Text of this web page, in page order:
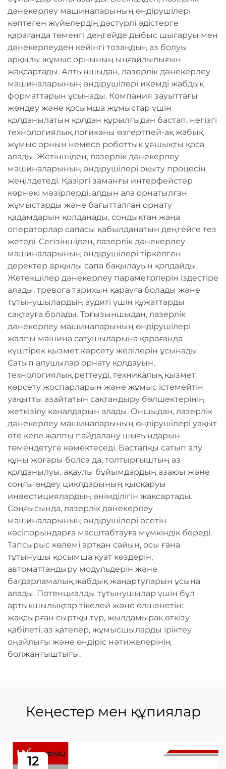
дәнекерлеу машиналарының өндірушілері
көптеген жүйелердің дәстүрлі әдістерге
қарағанда төменгі деңгейде дыбыс шығаруы мен
дәнекерлеуден кейінгі тозаңдың аз болуы
арқылы жұмыс орнының ыңғайлылығын
жақсартады. Алтыншыдан, лазерлік дәнекерлеу
машиналарының өндірушілері икемді жабдық
форматтарын ұсынады. Компания зауыттағы
жөндеу және қосымша жұмыстар үшін
қолданылатын қолдан құрылғыдан бастап, негізгі
технологиялық логиканы өзгертпей-ақ жабық
жұмыс орнын немесе роботтық ұяшықты қоса
алады. Жетіншіден, лазерлік дәнекерлеу
машиналарының өндірушілері оқыту процесін
жеңілдетеді. Қазіргі заманғы интерфейстер
көрнекі мәзірлерді, алдын ала орнатылған
жұмыстарды және бағытталған орнату
қадамдарын қолданады, сондықтан жаңа
операторлар сапасы қабылданатын деңгейге тез
жетеді. Сегізіншіден, лазерлік дәнекерлеу
машиналарының өндірушілері тіркелген
деректер арқылы сапа бақылауын қолдайды.
Жетекшілер дәнекерлеу параметрлерін іздестіре
алады, тревога тарихын қарауға болады және
тұтынушылардың аудиті үшін құжаттарды
сақтауға болады. Тоғызыншыдан, лазерлік
дәнекерлеу машиналарының өндірушілері
жалпы машина сатушыларына қарағанда
күштірек қызмет көрсету желілерін ұсынады.
Сатып алушылар орнату қолдауын,
технологиялық реттеуді, техникалық қызмет
көрсету жоспарларын және жұмыс істемейтін
уақытты азайтатын сақтандыру бөлшектерінің
жеткізілу каналдарын алады. Оншыдан, лазерлік
дәнекерлеу машиналарының өндірушілері уақыт
өте келе жалпы пайдалану шығындарын
төмендетуге көмектеседі. Бастапқы сатып алу
құны жоғары болса да, толтырғыштың аз
қолданылуы, ақаулы бұйымдардың азаюы және
соңғы өңдеу циклдарының қысқаруы
инвестициялардың өнімділігін жақсартады.
Соңғысында, лазерлік дәнекерлеу
машиналарының өндірушілері өсетін
кәсіпорындарға масштабтауға мүмкіндік береді.
Тапсырыс көлемі артқан сайын, осы ғана
тұтынушы қосымша қуат көздерін,
автоматтандыру модульдерін және
бағдарламалық жабдық жаңартуларын ұсына
алады. Потенциалды тұтынушылар үшін бұл
артықшылықтар тікелей және өлшенетін:
жақсырған сыртқы түр, жылдамырақ өткізу
қабілеті, аз қателер, жұмысшыларды іріктеу
оңайлығы және өндіріс нәтижелерінің
болжанғыштығы.
Кеңестер мен құпиялар
12